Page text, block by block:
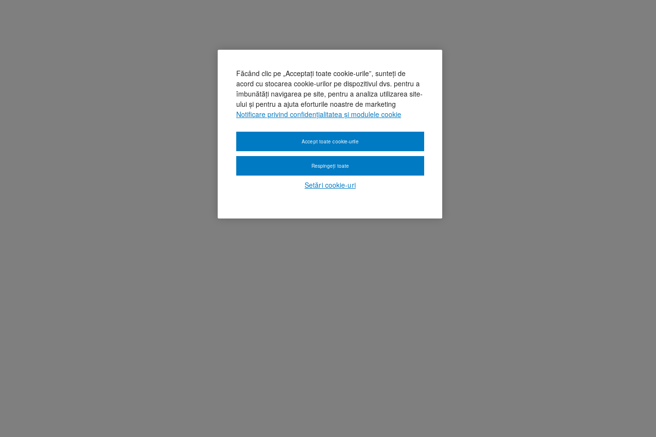
Făcând clic pe „Acceptați toate cookie-urile”, sunteți de
acord cu stocarea cookie-urilor pe dispozitivul dvs. pentru a
îmbunătăți navigarea pe site, pentru a analiza utilizarea site-
ului și pentru a ajuta eforturile noastre de marketing
Notificare privind confidențialitatea și modulele cookie
Setări cookie-uri
Respingeți toate
Accept toate cookie-urile